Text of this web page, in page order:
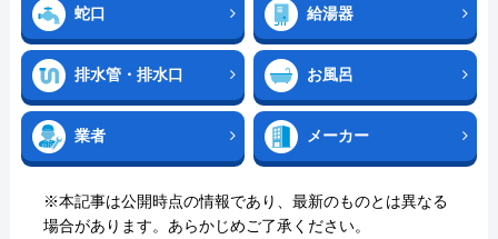
蛇口 給湯器
排水管・排水口 お風呂
業者 メーカー
※本記事は公開時点の情報であり、最新のものとは異なる
場合があります。あらかじめご了承ください。